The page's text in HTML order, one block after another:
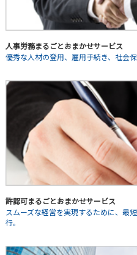
人事労務まるごとおまかせサービス
優秀な人材の登用、雇用手続き、社会
許認可まるごとおまかせサービス
スムーズな経営を実現するために、最
行。